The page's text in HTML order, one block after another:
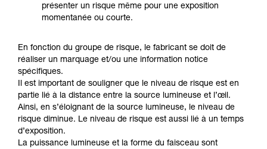
présenter un risque même pour une exposition
momentanée ou courte.
En fonction du groupe de risque, le fabricant se doit de
réaliser un marquage et/ou une information notice
spécifiques.
Il est important de souligner que le niveau de risque est en
partie lié à la distance entre la source lumineuse et l’œil.
Ainsi, en s’éloignant de la source lumineuse, le niveau de
risque diminue. Le niveau de risque est aussi lié à un temps
d’exposition.
La puissance lumineuse et la forme du faisceau sont